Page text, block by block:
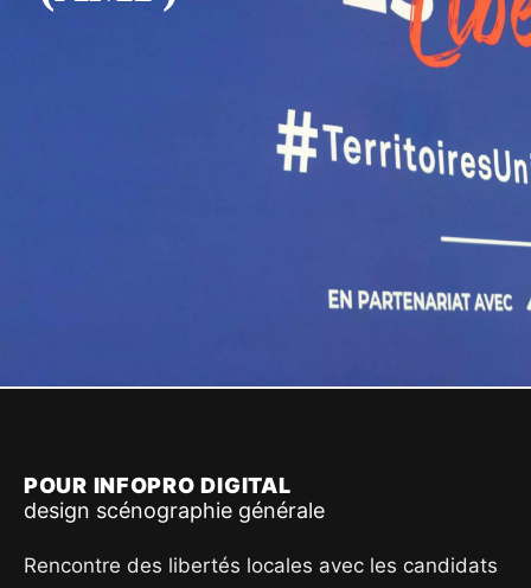
POUR INFOPRO DIGITAL
design scénographie générale
Rencontre des libertés locales avec les candidats